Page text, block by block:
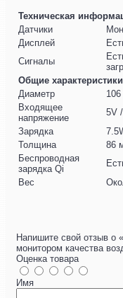
Техническая
Датчики
Дисплей
Сигналы
Общие характеристики
Диаметр
Входящее
напряжение
5V
Зарядка
Толщина
86
Беспроводная
зарядка Qi
Вес
Напишите свой отзыв о
монитором качества
Оценка товара
Имя